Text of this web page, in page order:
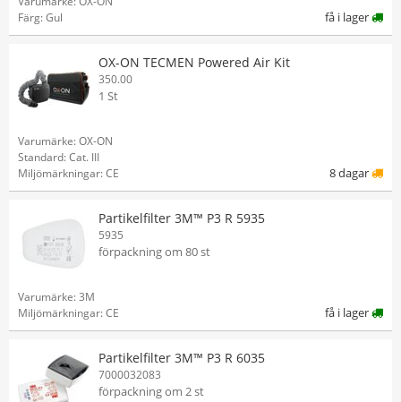
Färg: Gul
få i lager
OX-ON TECMEN Powered Air Kit
350.00
1 St
Varumärke: OX-ON
Standard: Cat. III
Miljömärkningar: CE
8 dagar
Partikelfilter 3M™ P3 R 5935
5935
förpackning om 80 st
Varumärke: 3M
Miljömärkningar: CE
få i lager
Partikelfilter 3M™ P3 R 6035
7000032083
förpackning om 2 st